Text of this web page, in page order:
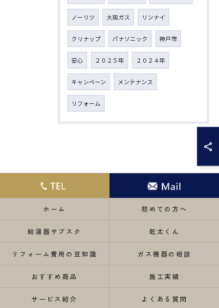
ノーリツ 大阪ガス リンナイ
クリナップ パナソニック 神戸市
安心 ２０２５年 ２０２４年
キャンペーン メンテナンス
リフォーム
ホーム 初めての方へ
給湯器サブスク 乾太くん
リフォーム費用の豆知識 ガス機器の相談
おすすめ商品 施工実績
サービス紹介 よくある質問